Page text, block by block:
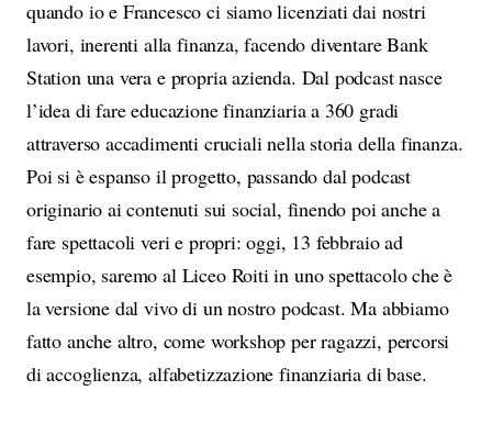
quando io e Francesco ci siamo licenziati dai nostri
lavori, inerenti alla finanza, facendo diventare Bank
Station una vera e propria azienda. Dal podcast nasce
l’idea di fare educazione finanziaria a 360 gradi
attraverso accadimenti cruciali nella storia della finanza.
Poi si è espanso il progetto, passando dal podcast
originario ai contenuti sui social, finendo poi anche a
fare spettacoli veri e propri: oggi, 13 febbraio ad
esempio, saremo al Liceo Roiti in uno spettacolo che è
la versione dal vivo di un nostro podcast. Ma abbiamo
fatto anche altro, come workshop per ragazzi, percorsi
di accoglienza, alfabetizzazione finanziaria di base.